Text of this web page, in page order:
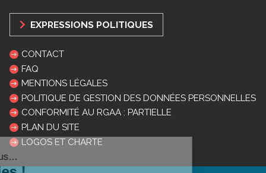
EXPRESSIONS POLITIQUES
CONTACT
FAQ
MENTIONS LÉGALES
POLITIQUE DE GESTION DES DONNÉES PERSONNELLES
CONFORMITÉ AU RGAA : PARTIELLE
PLAN DU SITE
LOGOS ET CHARTE